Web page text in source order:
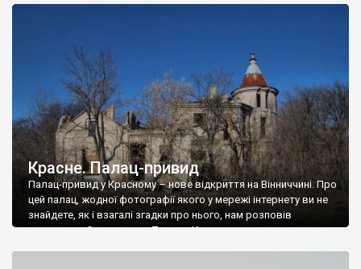
Красне. Палац-привид
Палац-привид у Красному – нове відкриття на Вінниччині. Про
цей палац, жодної фотографії якого у мережі інтернету ви не
знайдете, як і взагалі згадки про нього, нам розповів
мешканець Самгородка. Палац у Красному вразив не лише